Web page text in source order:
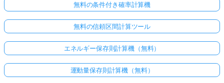
無料の条件付き確率計算機
無料の信頼区間計算ツール
エネルギー保存則計算機（無料）
運動量保存則計算機（無料）